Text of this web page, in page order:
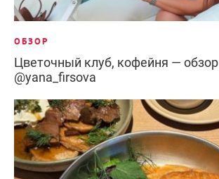
ОБЗОР
Цветочный клуб, кофейня — обзор
@yana_firsova